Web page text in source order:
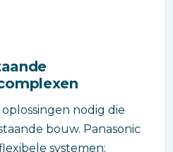
oplossingen nodig die
bouw. Panasonic
systemen: